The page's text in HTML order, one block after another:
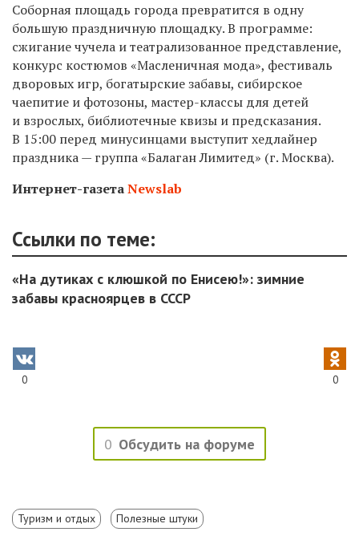
Соборная площадь города превратится в одну
большую праздничную площадку. В программе:
сжигание чучела и театрализованное представление,
конкурс костюмов «Масленичная мода», фестиваль
дворовых игр, богатырские забавы, сибирское
чаепитие и фотозоны, мастер-классы для детей
и взрослых, библиотечные квизы и предсказания.
В 15:00 перед минусинцами выступит хедлайнер
праздника — группа «Балаган Лимитед» (г. Москва).
Интернет-газетаNewslab
Ссылки по теме:
«На дутиках с клюшкой по Енисею!»: зимние
забавы красноярцев в СССР
0 0
0 Обсудить на форуме
Туризм и отдых Полезные штуки